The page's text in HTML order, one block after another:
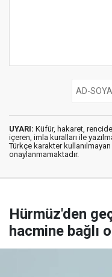
UYARI: Küfür, hakaret,
içeren, imla kuralları ile
Türkçe karakter
onaylanmamaktadır.
Hürmüz'den
hacmine bağlı